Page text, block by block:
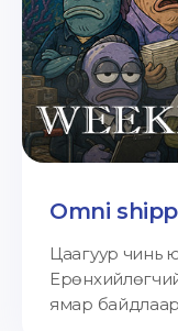
Omni
Цаагуур чинь
ямар